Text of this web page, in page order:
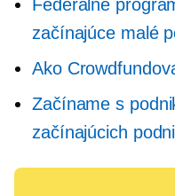
Federálne
začínajúce malé
Ako
Začíname s
začínajúcich